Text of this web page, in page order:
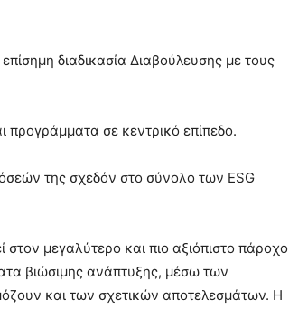
διαδικασία Διαβούλευσης με τους
σε κεντρικό επίπεδο.
της σχεδόν στο σύνολο των ESG
στον μεγαλύτερο και πιο αξιόπιστο πάροχο
βιώσιμης ανάπτυξης, μέσω των
και των σχετικών αποτελεσμάτων. Η